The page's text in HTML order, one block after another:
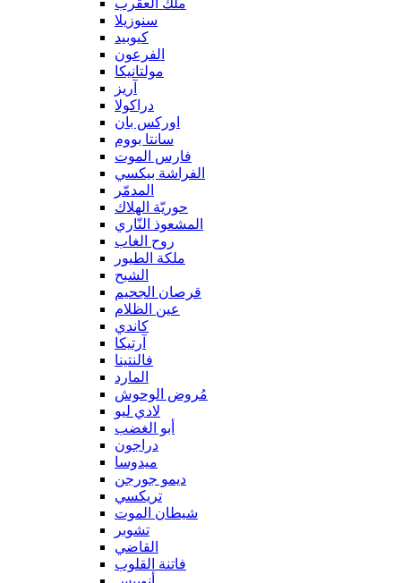
ملك العقرب
سنوزيلا
كيوبيد
الفرعون
مولتانيكا
آريز
دراكولا
اوركس بان
سانتا بووم
فارس الموت
الفراشة بيكسي
المدمّر
حوريّة الهلاك
المشعوذ النّاري
روح الغاب
ملكة الطيور
الشبح
قرصان الجحيم
عين الظلام
كاندي
آرتيكا
فالنتينا
المارد
مُروض الوحوش
لادي ليو
أبو الغضب
دراجون
ميدوسا
ديمو جورجن
تريكسي
شيطان الموت
تشوبر
القاضي
فاتنة القلوب